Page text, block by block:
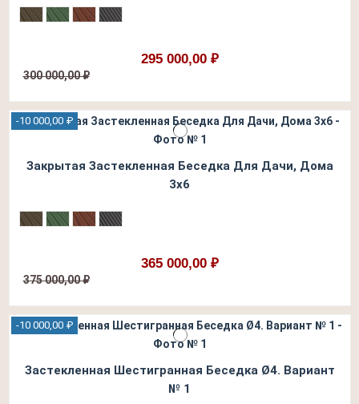
295 000,00 ₽
300 000,00 ₽
-10 000,00 ₽
Закрытая Застекленная Беседка Для Дачи, Дома
3х6
365 000,00 ₽
375 000,00 ₽
-10 000,00 ₽
Застекленная Шестигранная Беседка Ø4. Вариант
№ 1